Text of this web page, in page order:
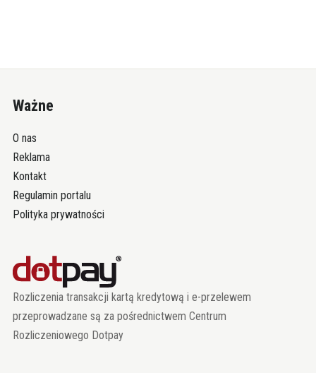
Ważne
O nas
Reklama
Kontakt
Regulamin portalu
Polityka prywatności
Rozliczenia transakcji kartą kredytową i e-przelewem
przeprowadzane są za pośrednictwem Centrum
Rozliczeniowego Dotpay